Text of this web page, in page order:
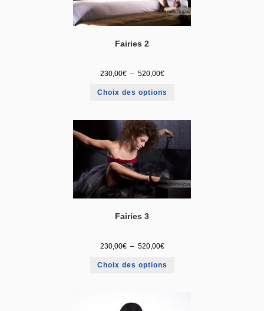
Fairies 2
230,00€ – 520,00€
Choix des options
Fairies 3
230,00€ – 520,00€
Choix des options